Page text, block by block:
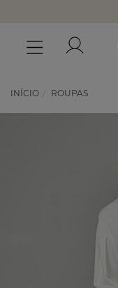
INÍCIO ROUPAS